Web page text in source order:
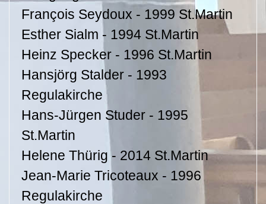
François Seydoux - 1999 St.Martin
Esther Sialm - 1994 St.Martin
Heinz Specker - 1996 St.Martin
Hansjörg Stalder - 1993
Regulakirche
Hans-Jürgen Studer - 1995
St.Martin
Helene Thürig - 2014 St.Martin
Jean-Marie Tricoteaux - 1996
Regulakirche